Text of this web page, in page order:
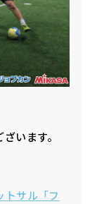
います。
トサル「フ